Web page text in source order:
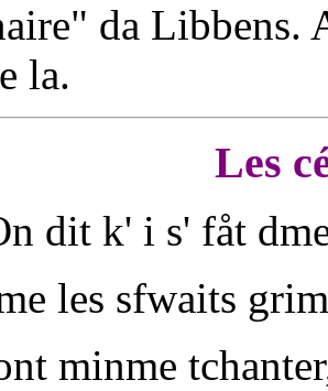
da Libbens.
la.
Les
dit k' i s' fåt
les sfwaits
minme